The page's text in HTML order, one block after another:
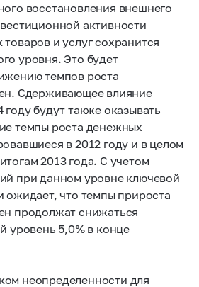
восстановления внешнего
активности
и услуг сохранится
уровня. Это будет
темпов роста
Сдерживающее влияние
будут также оказывать
темпы роста денежных
в 2012 году и в целом
2013 года. С учетом
при данном уровне ключевой
ожидает, что темпы прироста
продолжат снижаться
уровень 5,0% в конце
неопределенности для